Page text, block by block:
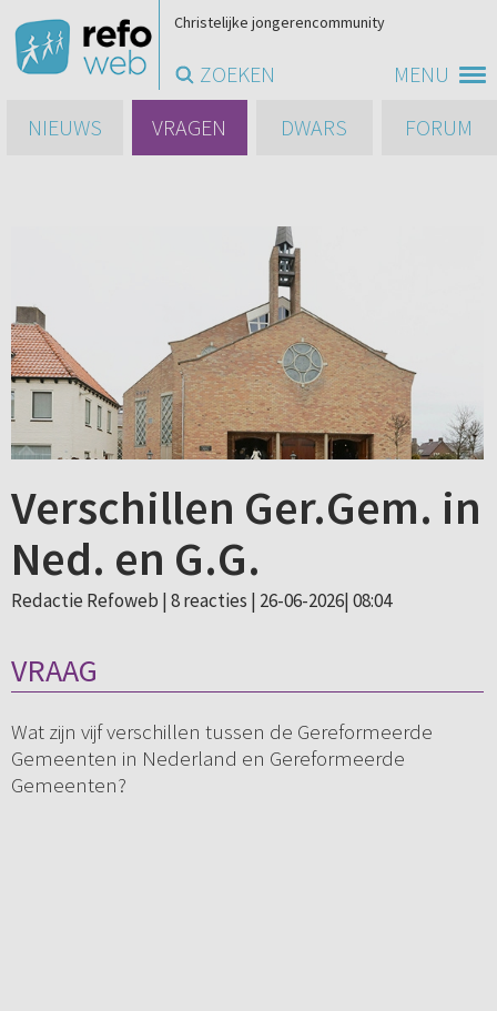
MENU
Christelijke jongerencommunity
ZOEKEN
NIEUWS
VRAGEN DWARS FORUM
Verschillen Ger.Gem. in
Ned. en G.G.
Redactie Refoweb | 8 reacties | 26-06-2026| 08:04
VRAAG
Wat zijn vijf verschillen tussen de Gereformeerde
Gemeenten in Nederland en Gereformeerde
Gemeenten?